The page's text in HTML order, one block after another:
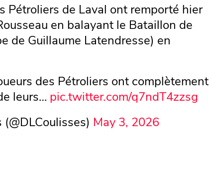
Pétroliers de Laval ont remporté hier
en balayant le Bataillon de
de Guillaume Latendresse) en
des Pétroliers ont complètement
leurs… pic.twitter.com/q7ndT4zzsg
May 3, 2026